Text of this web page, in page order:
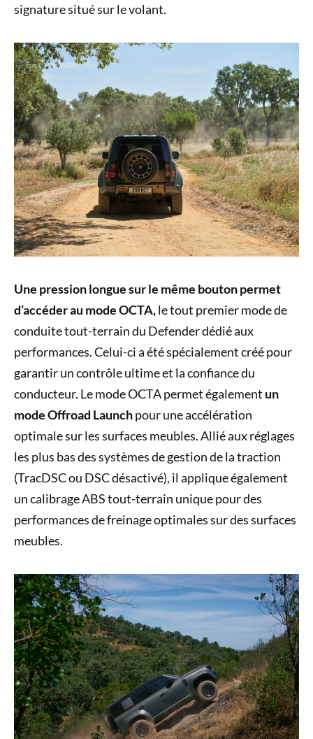
signature situé sur le volant.
Une pression longue sur le même bouton permet
d’accéder au mode OCTA,le tout premier mode de
conduite tout-terrain du Defender dédié aux
performances. Celui-ci a été spécialement créé pour
garantir un contrôle ultime et la confiance du
conducteur. Le mode OCTA permet également un
mode Offroad Launchpour une accélération
optimale sur les surfaces meubles. Allié aux réglages
les plus bas des systèmes de gestion de la traction
(TracDSC ou DSC désactivé), il applique également
un calibrage ABS tout-terrain unique pour des
performances de freinage optimales sur des surfaces
meubles.